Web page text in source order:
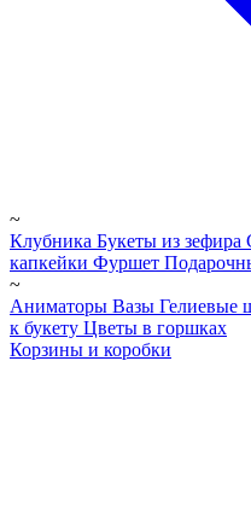
~
Клубника Букеты из зефира
капкейки Фуршет
~
Аниматоры Вазы Гелиевые
к букету Цветы в горшках
Корзины и коробки